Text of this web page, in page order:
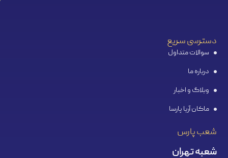
دسترسی سریع
سوالات متداول
درباره ما
وبلاگ و اخبار
ماکان آریا پارسا
شعب پارس
شعبه تهران